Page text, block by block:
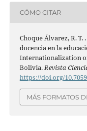
CÓMO CITAR
Choque Álvarez, R.
docencia en la
Internationalization
Bolivia.Revista
https://doi.org/
MÁS FORMATOS